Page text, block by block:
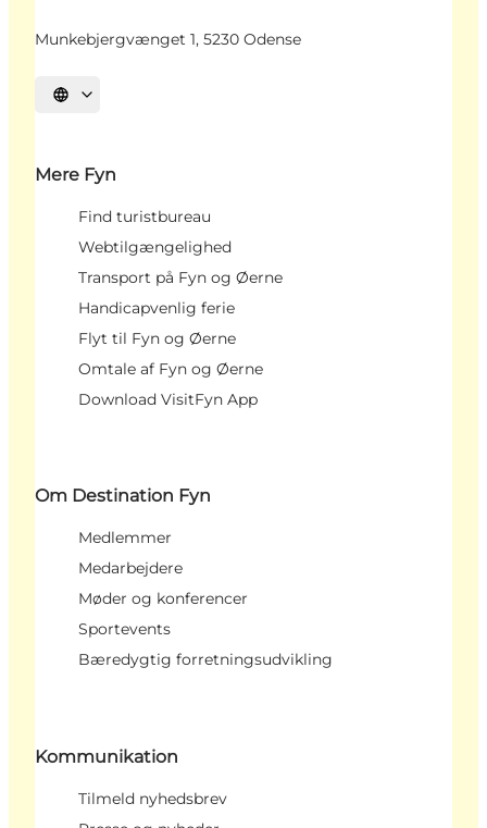
Munkebjergvænget 1, 5230 Odense
Vælg sprog
Mere Fyn
Find turistbureau
Webtilgængelighed
Transport på Fyn og Øerne
Handicapvenlig ferie
Flyt til Fyn og Øerne
Omtale af Fyn og Øerne
Download VisitFyn App
Om Destination Fyn
Medlemmer
Medarbejdere
Møder og konferencer
Sportevents
Bæredygtig forretningsudvikling
Kommunikation
Tilmeld nyhedsbrev